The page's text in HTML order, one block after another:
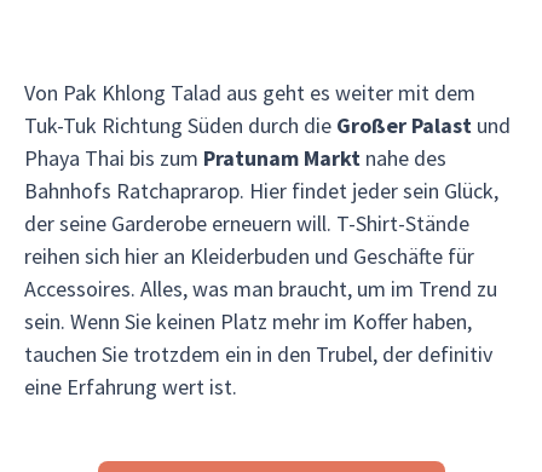
Von Pak Khlong Talad aus geht es weiter mit dem
Tuk-Tuk Richtung Süden durch die Großer Palast und
Phaya Thai bis zum Pratunam Markt nahe des
Bahnhofs Ratchaprarop. Hier findet jeder sein Glück,
der seine Garderobe erneuern will. T-Shirt-Stände
reihen sich hier an Kleiderbuden und Geschäfte für
Accessoires. Alles, was man braucht, um im Trend zu
sein. Wenn Sie keinen Platz mehr im Koffer haben,
tauchen Sie trotzdem ein in den Trubel, der definitiv
eine Erfahrung wert ist.